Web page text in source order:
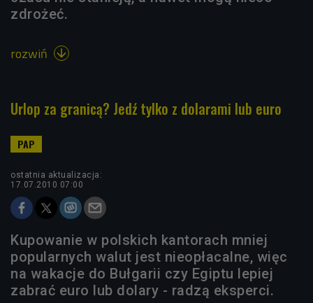
zdrożeć.
rozwiń 
Urlop za granicą? Jedź tylko z dolarami lub euro
ostatnia aktualizacja:
17.07.2010 07:00
Kupowanie w polskich kantorach mniej
popularnych walut jest nieopłacalne, więc
na wakacje do Bułgarii czy Egiptu lepiej
zabrać euro lub dolary - radzą eksperci.